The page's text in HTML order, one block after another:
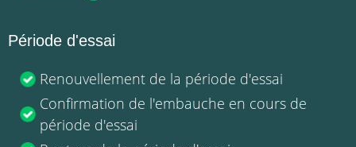
Période d'essai
Renouvellement de la période d'essai
Confirmation de l'embauche en cours de
période d'essai